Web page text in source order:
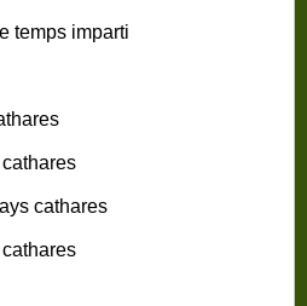
temps imparti
cathares